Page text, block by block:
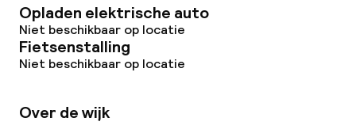
Beleid
Overal rookvrij
Opladen elektrische auto
Niet beschikbaar op locatie
Fietsenstalling
Niet beschikbaar op locatie
Over de wijk